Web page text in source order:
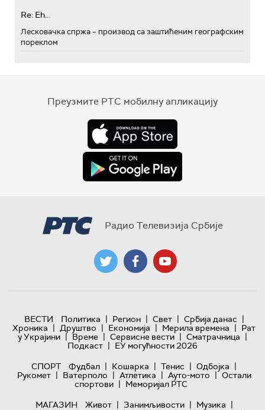
Re: Eh...
Лесковачка спржа – производ са заштићеним географским
пореклом
Преузмите РТС мобилну апликацију
Радио Телевизија Србије
ВЕСТИ Политика | Регион | Свет | Србија данас |
Хроника | Друштво | Економија | Мерила времена | Рат
у Украјини | Време | Сервисне вести | Сматрачница |
Подкаст | ЕУ могућности 2026
СПОРТ
Фудбал | Кошарка | Тенис | Одбојка |
Рукомет | Ватерполо | Атлетика | Ауто-мото | Остали
спортови | Меморијал РТС
МАГАЗИН
Живот | Занимљивости | Музика |